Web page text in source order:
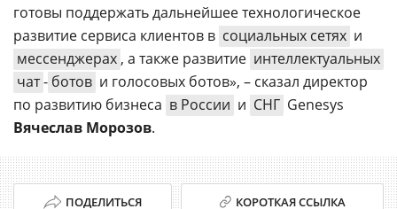
готовы поддержать дальнейшее технологическое
развитие сервиса клиентов в социальных сетях и
мессенджерах , а также развитие интеллектуальных
чат- ботов и голосовых ботов», – сказал директор
по развитию бизнеса в России и СНГ Genesys
Вячеслав Морозов.
ПОДЕЛИТЬСЯ КОРОТКАЯ ССЫЛКА